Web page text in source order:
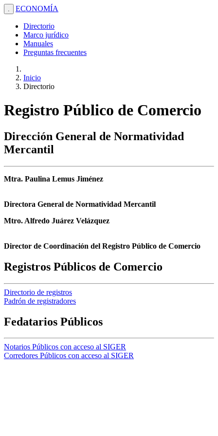
. ECONOMÍA
Directorio
Marco jurídico
Manuales
Preguntas frecuentes
Inicio
Directorio
Registro Público de Comercio
Dirección General de Normatividad
Mercantil
Mtra. Paulina Lemus Jiménez
Directora General de Normatividad Mercantil
Mtro. Alfredo Juárez Velázquez
Director de Coordinación del Registro Público de Comercio
Registros Públicos de Comercio
Directorio de registros
Padrón de registradores
Fedatarios Públicos
Notarios Públicos con acceso al SIGER
Corredores Públicos con acceso al SIGER